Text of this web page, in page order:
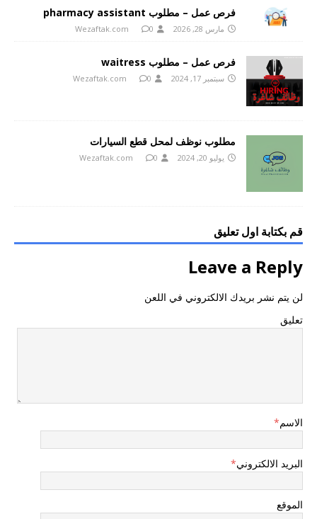
فرص عمل – مطلوب pharmacy assistant
مارس 28, 2026 Wezaftak.com 0
فرص عمل – مطلوب waitress
سبتمبر 17, 2024 Wezaftak.com 0
مطلوب نوظف لمحل قطع السيارات
يوليو 20, 2024 Wezaftak.com 0
قم بكتابة اول تعليق
Leave a Reply
لن يتم نشر بريدك الالكتروني في اللعن
تعليق
الاسم*
البريد الالكتروني*
الموقع